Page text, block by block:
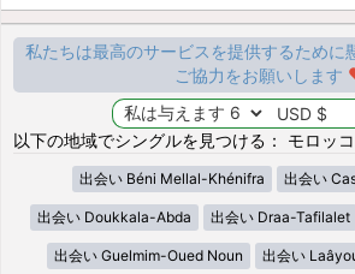
私たちは最高のサービスを提供するために
ご協力をお願いします
以下の地域でシングルを見つける： モロッコ
出会い Béni Mellal-Khénifra 出会い
出会い Doukkala-Abda 出会い Draa-Tafilalet
出会い Guelmim-Oued Noun 出会い